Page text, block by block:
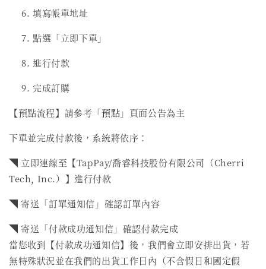
填寫帳單地址
點選「立即下單」
進行付款
完成訂購
【預點流程】請參考「預點」頁面公告為主
下單並完成付款後，系統將依序：
◥ 立即連線至【TapPay/喬睿科技股份有限公司（Cherri
Tech, Inc.）】進行付款
◥ 寄送「訂單通知信」確認訂單內容
◥ 寄送「付款成功通知信」確認付款完成
當您收到【付款成功通知信】後，我們會立即安排出貨，若
無特殊狀況並在我們的出貨工作日內（不含假日和國定假